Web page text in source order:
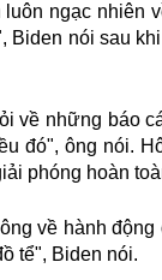
luôn ngạc
Biden nói sau
về những báo
đó", ông nói.
phóng hoàn
ông về hành động
tể", Biden nói.